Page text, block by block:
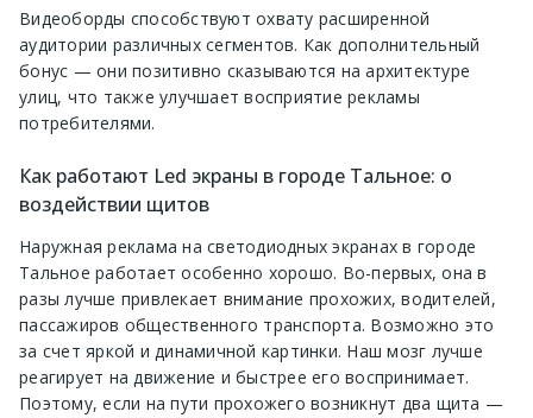
Видеоборды способствуют охвату расширенной
аудитории различных сегментов. Как дополнительный
бонус — они позитивно сказываются на архитектуре
улиц, что также улучшает восприятие рекламы
потребителями.
Как работают Led экраны в городе Тальное: о
воздействии щитов
Наружная реклама на светодиодных экранах в городе
Тальное работает особенно хорошо. Во-первых, она в
разы лучше привлекает внимание прохожих, водителей,
пассажиров общественного транспорта. Возможно это
за счет яркой и динамичной картинки. Наш мозг лучше
реагирует на движение и быстрее его воспринимает.
Поэтому, если на пути прохожего возникнут два щита —